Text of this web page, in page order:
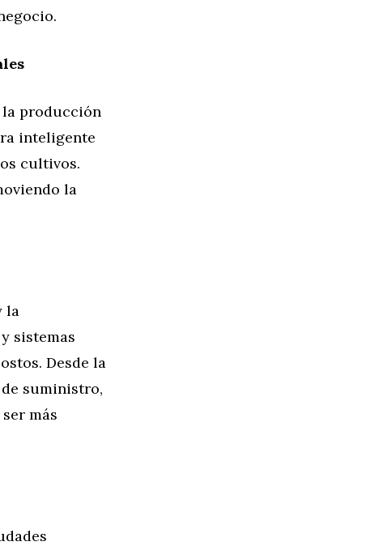
la producción
inteligente
cultivos.
la
la
sistemas
Desde la
suministro,
más